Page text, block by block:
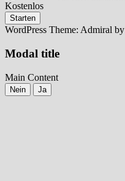
Kostenlos
Starten
WordPress Theme: Admiral by
Modal title
Main Content
Nein Ja